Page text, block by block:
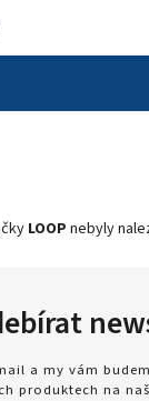
LOOP nebyly
a my vám
produktech na